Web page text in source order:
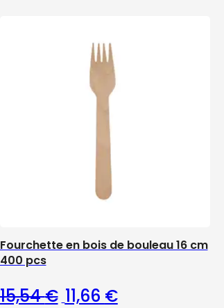
Fourchette en bois de bouleau 16 cm
400 pcs
15,54€ Le prix initial était :
11,66 €Le prix actuel